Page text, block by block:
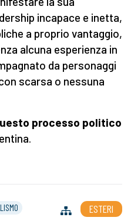
incapace e inetta,
a proprio vantaggio,
alcuna esperienza in
da personaggi
scarsa o nessuna
processo politico
ESTERI